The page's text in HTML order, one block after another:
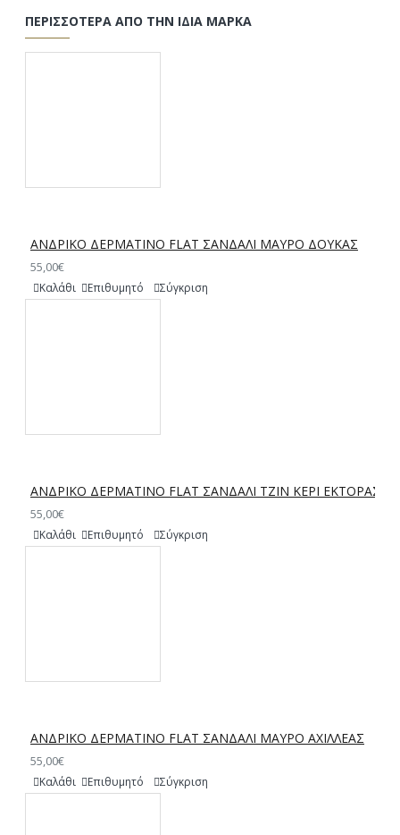
ΠΕΡΙΣΣΌΤΕΡΑ ΑΠΌ ΤΗΝ ΊΔΙΑ ΜΆΡΚΑ
ΑΝΔΡΙΚΟ ΔΕΡΜΑΤΙΝΟ FLAT ΣΑΝΔΑΛΙ ΜΑΥΡΟ ΔΟΥΚΑΣ
55,00€
Καλάθι Επιθυμητό Σύγκριση
ΑΝΔΡΙΚΟ ΔΕΡΜΑΤΙΝΟ FLAT ΣΑΝΔΑΛΙ ΤΖΙΝ ΚΕΡΙ ΕΚΤΟΡΑΣ
55,00€
Καλάθι Επιθυμητό Σύγκριση
ΑΝΔΡΙΚΟ ΔΕΡΜΑΤΙΝΟ FLAT ΣΑΝΔΑΛΙ ΜΑΥΡΟ ΑΧΙΛΛΕΑΣ
55,00€
Καλάθι Επιθυμητό Σύγκριση